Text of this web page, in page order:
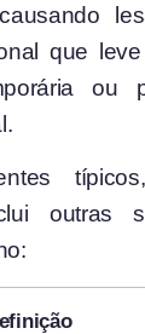
que
ou
outras